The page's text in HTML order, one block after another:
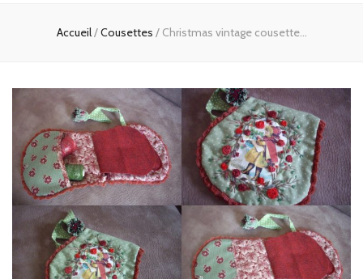
Accueil/Cousettes / Christmas vintage cousette…